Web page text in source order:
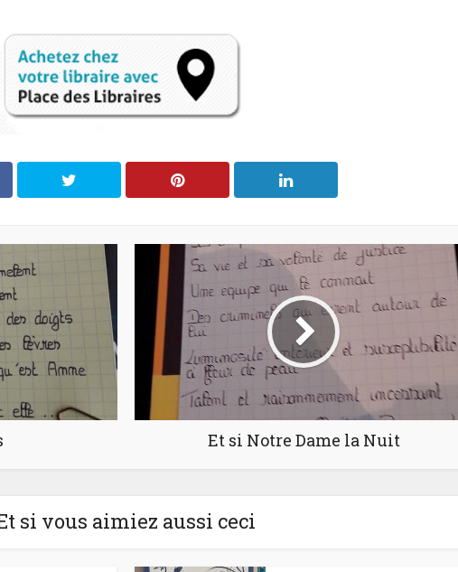
Et si Notre Dame la Nuit
si vous aimiez aussi ceci